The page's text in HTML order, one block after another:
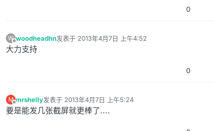
0
W
离线
woodheadhn发表于 2013年4月7日 上午4:52
最后由 编辑
大力支持
0
M
离线
mrshelly发表于 2013年4月7日 上午5:24
最后由 编辑
要是能发几张截屏就更棒了....